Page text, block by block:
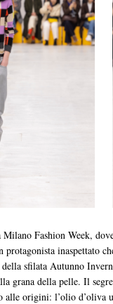
Fashion Week,
protagonista inaspettato
sfilata Autunno
grana della pelle. Il
origini: l’olio d’oliva